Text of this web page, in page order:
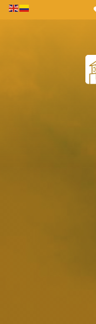
Estudiantes Profesores